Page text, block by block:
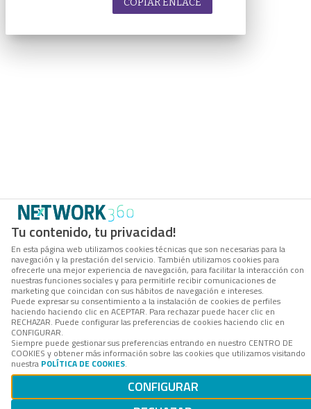
Tu contenido, tu privacidad!
En esta página web utilizamos cookies técnicas que son necesarias para la
navegación y la prestación del servicio. También utilizamos cookies para
ofrecerle una mejor experiencia de navegación, para facilitar la interacción con
nuestras funciones sociales y para permitirle recibir comunicaciones de
marketing que coincidan con sus hábitos de navegación e intereses.
Puede expresar su consentimiento a la instalación de cookies de perfiles
haciendo haciendo clic en ACEPTAR. Para rechazar puede hacer clic en
RECHAZAR. Puede configurar las preferencias de cookies haciendo clic en
CONFIGURAR.
Siempre puede gestionar sus preferencias entrando en nuestro CENTRO DE
COOKIES y obtener más información sobre las cookies que utilizamos visitando
nuestra POLÍTICA DE COOKIES.
CONFIGURAR